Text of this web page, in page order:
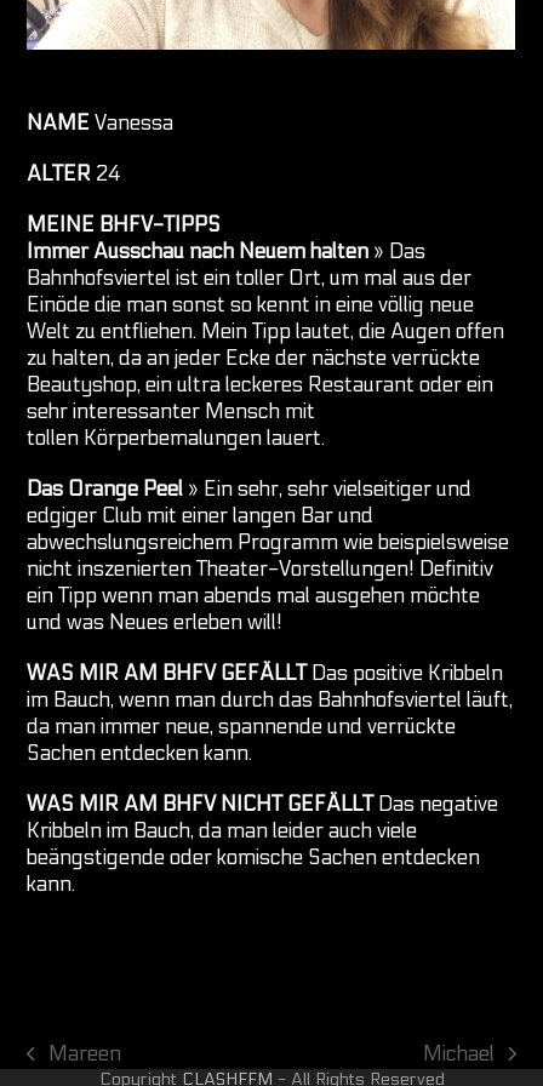
NAME Vanessa
ALTER 24
MEINE BHFV-TIPPS
Immer Ausschau nach Neuem halten » Das
Bahnhofsviertel ist ein toller Ort, um mal aus der
Einöde die man sonst so kennt in eine völlig neue
Welt zu entfliehen. Mein Tipp lautet, die Augen offen
zu halten, da an jeder Ecke der nächste verrückte
Beautyshop, ein ultra leckeres Restaurant oder ein
sehr interessanter Mensch mit
tollen Körperbemalungen lauert.
Das Orange Peel » Ein sehr, sehr vielseitiger und
edgiger Club mit einer langen Bar und
abwechslungsreichem Programm wie beispielsweise
nicht inszenierten Theater-Vorstellungen! Definitiv
ein Tipp wenn man abends mal ausgehen möchte
und was Neues erleben will!
WAS MIR AM BHFV GEFÄLLTDas positive Kribbeln
im Bauch, wenn man durch das Bahnhofsviertel läuft,
da man immer neue, spannende und verrückte
Sachen entdecken kann.
WAS MIR AM BHFV NICHT GEFÄLLTDas negative
Kribbeln im Bauch, da man leider auch viele
beängstigende oder komische Sachen entdecken
kann.
vorheriger
Mareen
Nächster
Michael
Copyright CLASHFFM - All Rights Reserved